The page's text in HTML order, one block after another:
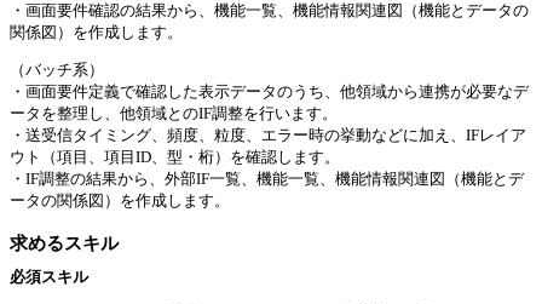
・画面要件確認の結果から、機能一覧、機能情報関連図（機能とデータの
関係図）を作成します。
（バッチ系）
・画面要件定義で確認した表示データのうち、他領域から連携が必要なデ
ータを整理し、他領域とのIF調整を行います。
・送受信タイミング、頻度、粒度、エラー時の挙動などに加え、IFレイア
ウト（項目、項目ID、型・桁）を確認します。
・IF調整の結果から、外部IF一覧、機能一覧、機能情報関連図（機能とデ
ータの関係図）を作成します。
求めるスキル
必須スキル